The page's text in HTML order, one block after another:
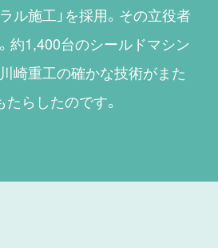
ル施工」を採用。その立役者
約1,400台のシールドマシン
崎重工の確かな技術がまた
らしたのです。